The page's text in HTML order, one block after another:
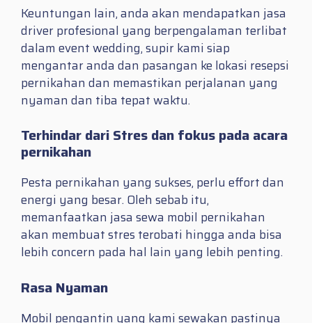
Keuntungan lain, anda akan mendapatkan jasa
driver profesional yang berpengalaman terlibat
dalam event wedding, supir kami siap
mengantar anda dan pasangan ke lokasi resepsi
pernikahan dan memastikan perjalanan yang
nyaman dan tiba tepat waktu.
Terhindar dari Stres dan fokus pada acara
pernikahan
Pesta pernikahan yang sukses, perlu effort dan
energi yang besar. Oleh sebab itu,
memanfaatkan jasa sewa mobil pernikahan
akan membuat stres terobati hingga anda bisa
lebih concern pada hal lain yang lebih penting.
Rasa Nyaman
Mobil pengantin yang kami sewakan pastinya